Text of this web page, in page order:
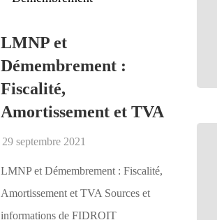
LMNP et
Démembrement :
Fiscalité,
Amortissement et TVA
29 septembre 2021
LMNP et Démembrement : Fiscalité,
Amortissement et TVA Sources et
informations de FIDROIT